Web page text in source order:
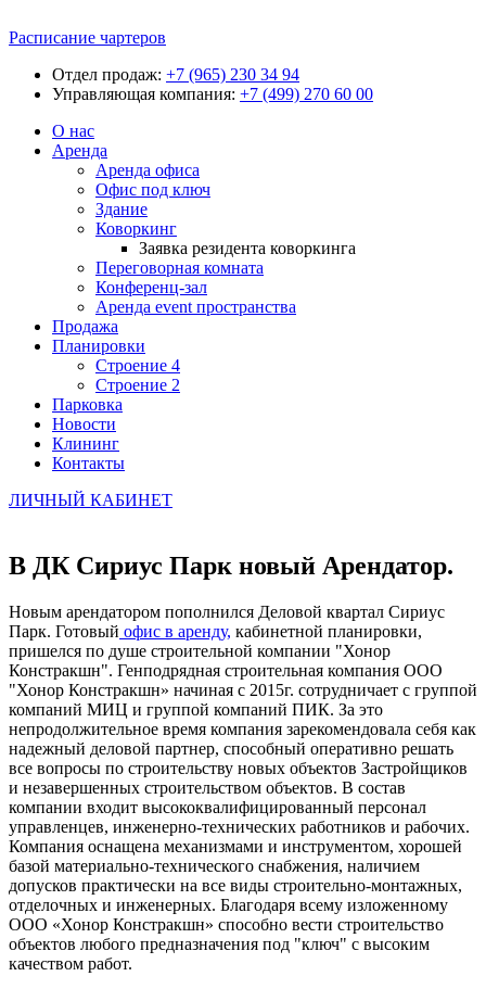
Расписание чартеров
Отдел продаж: +7 (965) 230 34 94
Управляющая компания: +7 (499) 270 60 00
О нас
Аренда
Аренда офиса
Офис под ключ
Здание
Коворкинг
Заявка резидента коворкинга
Переговорная комната
Конференц-зал
Аренда event пространства
Продажа
Планировки
Строение 4
Строение 2
Парковка
Новости
Клининг
Контакты
ЛИЧНЫЙ КАБИНЕТ
В ДК Сириус Парк новый Арендатор.
Новым арендатором пополнился Деловой квартал Сириус
Парк. Готовый офис в аренду, кабинетной планировки,
пришелся по душе строительной компании "Хонор
Констракшн". Генподрядная строительная компания ООО
"Хонор Констракшн» начиная с 2015г. сотрудничает с группой
компаний МИЦ и группой компаний ПИК. За это
непродолжительное время компания зарекомендовала себя как
надежный деловой партнер, способный оперативно решать
все вопросы по строительству новых объектов Застройщиков
и незавершенных строительством объектов. В состав
компании входит высококвалифицированный персонал
управленцев, инженерно-технических работников и рабочих.
Компания оснащена механизмами и инструментом, хорошей
базой материально-технического снабжения, наличием
допусков практически на все виды строительно-монтажных,
отделочных и инженерных. Благодаря всему изложенному
ООО «Хонор Констракшн» способно вести строительство
объектов любого предназначения под "ключ" с высоким
качеством работ.